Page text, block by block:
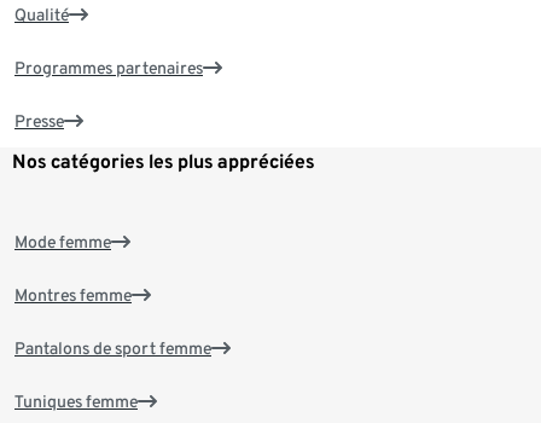
Qualité
Programmes partenaires
Presse
Nos catégories les plus appréciées
Mode femme
Montres femme
Pantalons de sport femme
Tuniques femme